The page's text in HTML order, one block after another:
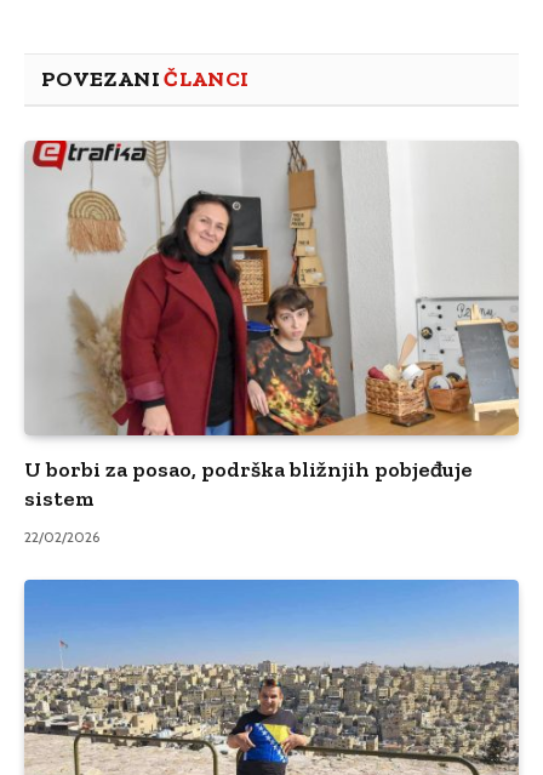
POVEZANIČLANCI
U borbi za posao, podrška bližnjih pobjeđuje
sistem
22/02/2026